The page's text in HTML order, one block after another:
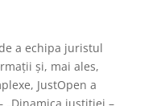
a echipa juristul
și, mai ales,
JustOpen a
„Dinamica justiției –